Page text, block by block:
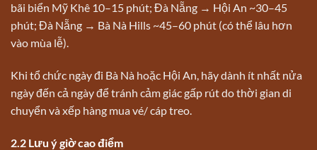
bãi biển Mỹ Khê 10–15 phút; Đà Nẵng → Hội An ~30–45
phút; Đà Nẵng → Bà Nà Hills ~45–60 phút (có thể lâu hơn
vào mùa lễ).
Khi tổ chức ngày đi Bà Nà hoặc Hội An, hãy dành ít nhất nửa
ngày đến cả ngày để tránh cảm giác gấp rút do thời gian di
chuyển và xếp hàng mua vé/ cáp treo.
2.2 Lưu ý giờ cao điểm